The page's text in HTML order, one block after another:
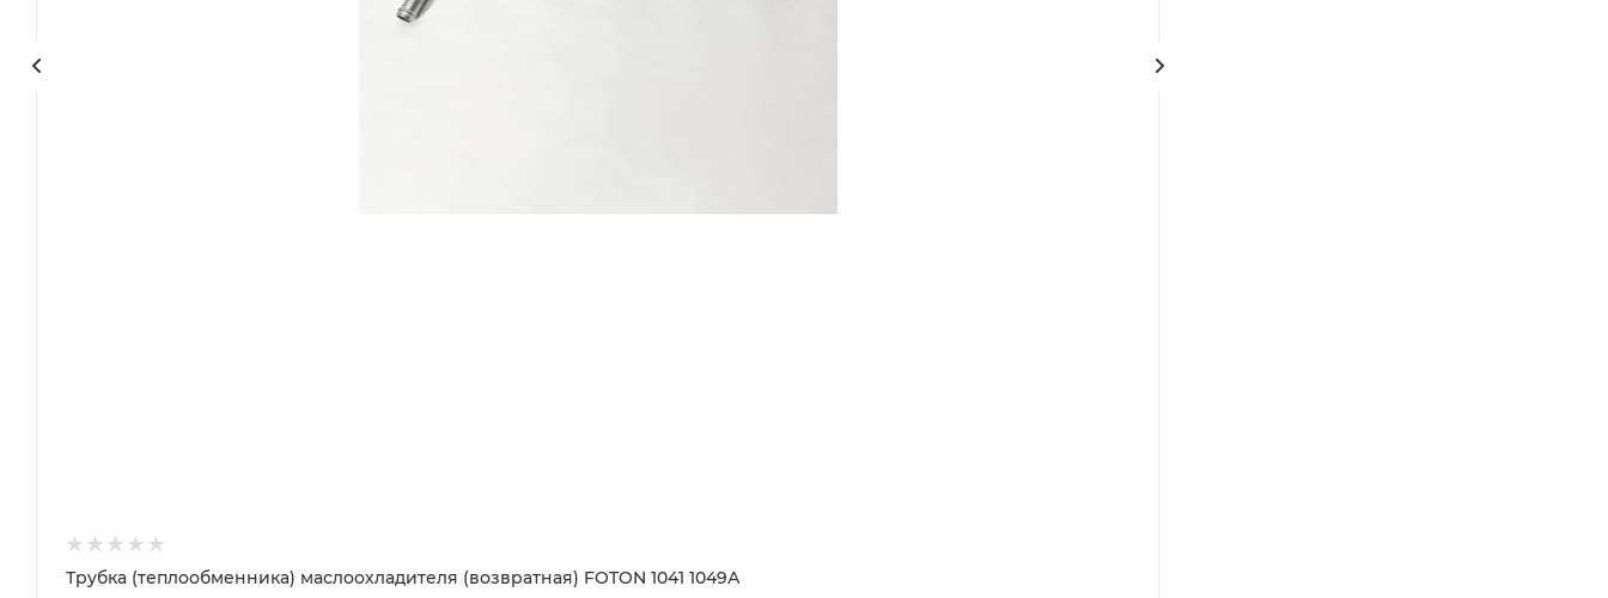
Трубка (теплообменника) маслоохладителя (возвратная) FOTON 1041 1049А